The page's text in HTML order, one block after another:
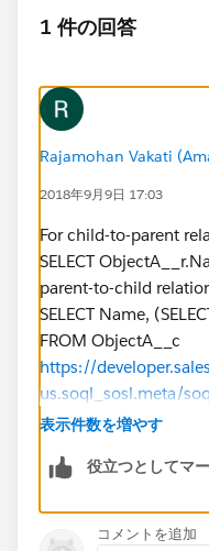
1 件の回答
Rajamohan Vakati
2018年9月9日 17:03
For child-to-parent
SELECT
parent-to-child
SELECT Name,
FROM ObjectA__c
https://
us.soql_sosl.meta/
表示件数を増やす
役立つとしてマ
コメントを追加